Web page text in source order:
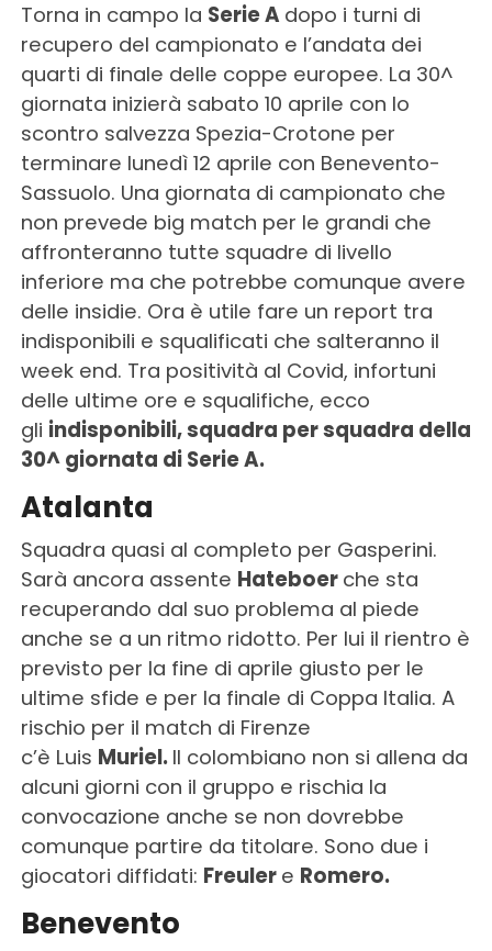
Torna in campo la Serie A dopo i turni di
recupero del campionato e l’andata dei
quarti di finale delle coppe europee. La 30^
giornata inizierà sabato 10 aprile con lo
scontro salvezza Spezia-Crotone per
terminare lunedì 12 aprile con Benevento-
Sassuolo. Una giornata di campionato che
non prevede big match per le grandi che
affronteranno tutte squadre di livello
inferiore ma che potrebbe comunque avere
delle insidie. Ora è utile fare un report tra
indisponibili e squalificati che salteranno il
week end. Tra positività al Covid, infortuni
delle ultime ore e squalifiche, ecco
gli indisponibili, squadra per squadra della
30^ giornata di Serie A.
Atalanta
Squadra quasi al completo per Gasperini.
Sarà ancora assente Hateboer che sta
recuperando dal suo problema al piede
anche se a un ritmo ridotto. Per lui il rientro è
previsto per la fine di aprile giusto per le
ultime sfide e per la finale di Coppa Italia. A
rischio per il match di Firenze
c’è Luis Muriel. Il colombiano non si allena da
alcuni giorni con il gruppo e rischia la
convocazione anche se non dovrebbe
comunque partire da titolare. Sono due i
giocatori diffidati: Freuler e Romero.
Benevento